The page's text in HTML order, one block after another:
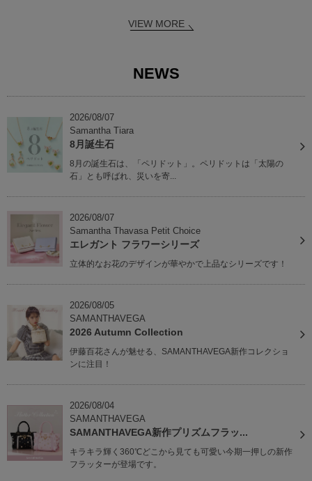
VIEW MORE
NEWS
2026/08/07
Samantha Tiara
8月誕生石
8月の誕生石は、「ペリドット」。ペリドットは「太陽の
石」とも呼ばれ、災いを寄...
2026/08/07
Samantha Thavasa Petit Choice
エレガント フラワーシリーズ
立体的なお花のデザインが華やかで上品なシリーズです！
2026/08/05
SAMANTHAVEGA
2026 Autumn Collection
伊藤百花さんが魅せる、SAMANTHAVEGA新作コレクショ
ンに注目！
2026/08/04
SAMANTHAVEGA
SAMANTHAVEGA新作プリズムフラッ...
キラキラ輝く360℃どこから見ても可愛い今期一押しの新作
フラッターが登場です。